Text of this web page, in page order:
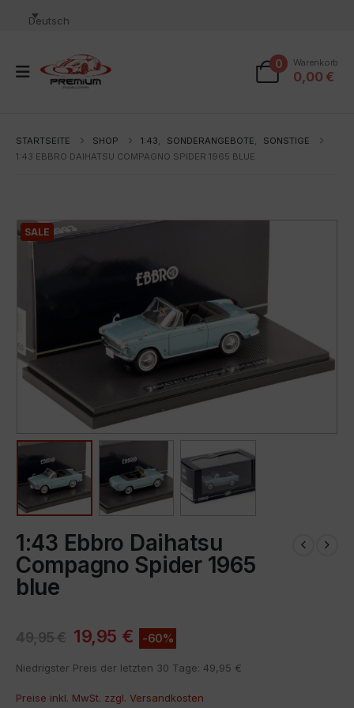
Deutsch
0 Warenkorb
0,00 €
STARTSEITE SHOP 1:43, SONDERANGEBOTE,
SONSTIGE
1:43 EBBRO DAIHATSU COMPAGNO SPIDER 1965 BLUE
SALE
1:43 Ebbro Daihatsu
Compagno Spider 1965
blue
49,95€ 19,95 € -60%
Niedrigster Preis der letzten 30 Tage: 49,95 €
Preise inkl. MwSt. zzgl. Versandkosten